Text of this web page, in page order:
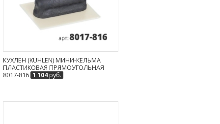
КУХЛЕН (KUHLEN) МИНИ-КЕЛЬМА
ПЛАСТИКОВАЯ ПРЯМОУГОЛЬНАЯ
8017-816 1 104руб.